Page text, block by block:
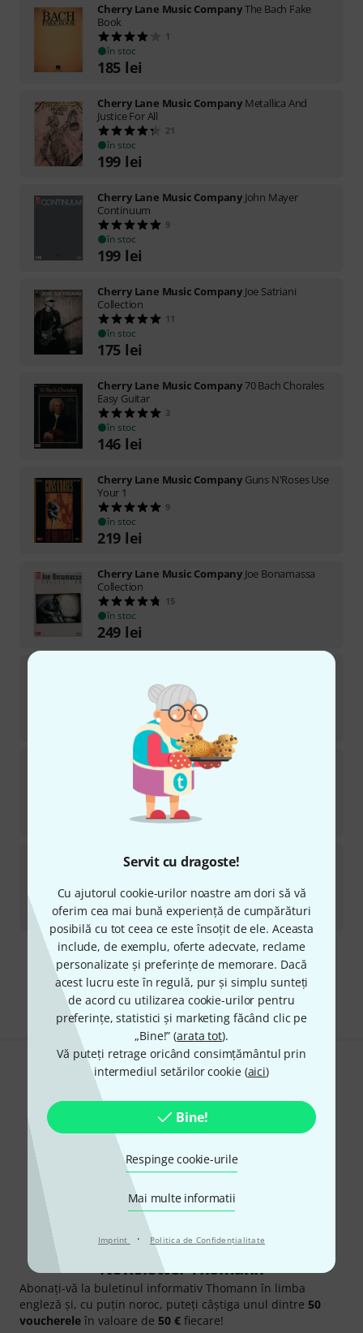
Servit cu dragoste!
Cu ajutorul cookie-urilor noastre am dori să vă
oferim cea mai bună experiență de cumpărături
posibilă cu tot ceea ce este însoțit de ele. Aceasta
include, de exemplu, oferte adecvate, reclame
personalizate și preferințe de memorare. Dacă
acest lucru este în regulă, pur și simplu sunteți
de acord cu utilizarea cookie-urilor pentru
preferințe, statistici și marketing făcând clic pe
„Bine!” (arata tot).
Vă puteți retrage oricând consimțământul prin
intermediul setărilor cookie (aici)
Bine!
Respinge cookie-urile
Mai multe informatii
Imprint · Politica de Confidenţialitate
Cherry Lane Music CompanyThe Bach Fake
Book
1
în stoc
185 lei
Cherry Lane Music Company Metallica And
Justice For All
21
în stoc
199 lei
Cherry Lane Music Company John Mayer
Continuum
9
în stoc
199 lei
Cherry Lane Music Company Joe Satriani
Collection
11
în stoc
175 lei
Cherry Lane Music Company70 Bach Chorales
Easy Guitar
3
în stoc
146 lei
Cherry Lane Music Company Guns N'Roses Use
Your 1
9
în stoc
219 lei
Cherry Lane Music Company Joe Bonamassa
Collection
15
în stoc
249 lei
Disponibil în timp scurt (de obicei 2-5 zile)
lei
Cherry Lane Music Company
Solos Guitar
11
Disponibil in 1–2 Saptamani
lei
Cherry Lane Music Company
For Classical
Disponibil in 1–2 Saptamani
128lei
Transport gratuit de la 1.500 lei
Preturile includ TVA
Îți place ceea ce vezi?
Ajutor și feedback
Newsletter Thomann
Abonați-vă la buletinul informativ Thomann în limba
engleză și, cu puțin noroc, puteți câștiga unul dintre 50
voucherele în valoare de 50 € fiecare!